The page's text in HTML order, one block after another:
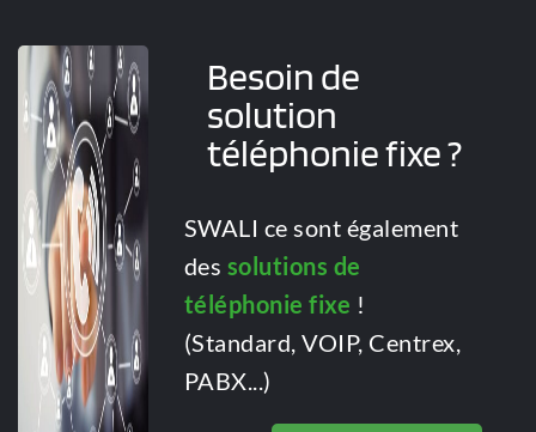
Besoin de
solution
téléphonie fixe ?
SWALI ce sont également
des solutions de
téléphonie fixe !
(Standard, VOIP, Centrex,
PABX...)